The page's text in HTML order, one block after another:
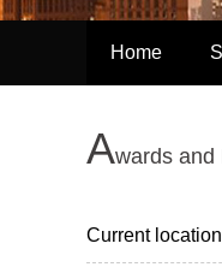
Home
Awards and
Current